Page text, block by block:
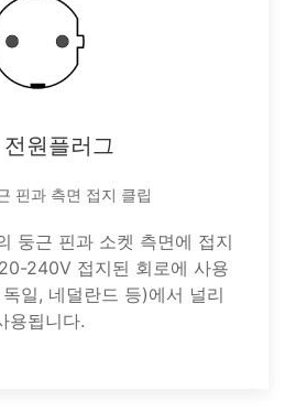
원플러그
핀과 측면 접지 클립
둥근 핀과 소켓 측면에 접지
240V 접지된 회로에 사용
일, 네덜란드 등)에서 널리
용됩니다.